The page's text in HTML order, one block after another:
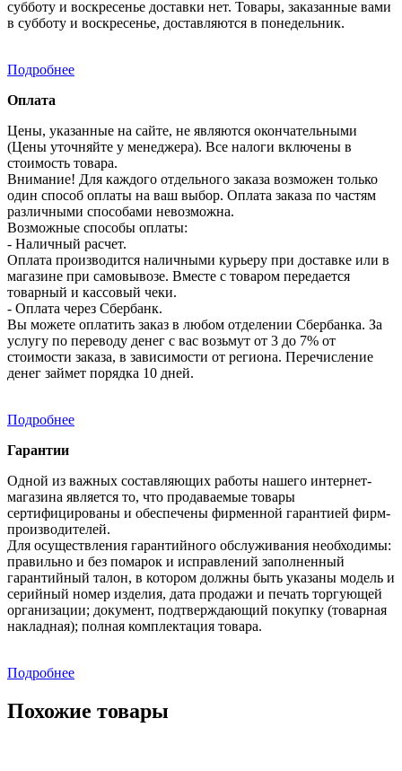
субботу и воскресенье доставки нет. Товары, заказанные вами
в субботу и воскресенье, доставляются в понедельник.
Подробнее
Оплата
Цены, указанные на сайте, не являются окончательными
(Цены уточняйте у менеджера). Все налоги включены в
стоимость товара.
Внимание! Для каждого отдельного заказа возможен только
один способ оплаты на ваш выбор. Оплата заказа по частям
различными способами невозможна.
Возможные способы оплаты:
- Наличный расчет.
Оплата производится наличными курьеру при доставке или в
магазине при самовывозе. Вместе с товаром передается
товарный и кассовый чеки.
- Оплата через Сбербанк.
Вы можете оплатить заказ в любом отделении Сбербанка. За
услугу по переводу денег с вас возьмут от 3 до 7% от
стоимости заказа, в зависимости от региона. Перечисление
денег займет порядка 10 дней.
Подробнее
Гарантии
Одной из важных составляющих работы нашего интернет-
магазина является то, что продаваемые товары
сертифицированы и обеспечены фирменной гарантией фирм-
производителей.
Для осуществления гарантийного обслуживания необходимы:
правильно и без помарок и исправлений заполненный
гарантийный талон, в котором должны быть указаны модель и
серийный номер изделия, дата продажи и печать торгующей
организации; документ, подтверждающий покупку (товарная
накладная); полная комплектация товара.
Подробнее
Похожие товары